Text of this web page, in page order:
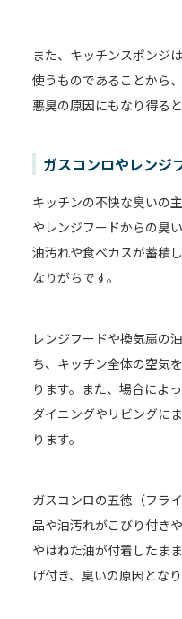
また、キッチンスポンジ
使うものであることから
悪臭の原因にもなり得ると
ガスコンロやレンジ
キッチンの不快な臭いの
やレンジフードからの臭
油汚れや食べカスが蓄積
なりがちです。
レンジフードや換気扇の
ち、キッチン全体の空気
ります。また、場合によ
ダイニングやリビングに
ります。
ガスコンロの五徳（フラ
品や油汚れがこびり付き
やはねた油が付着したま
げ付き、臭いの原因となり